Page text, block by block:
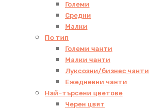
Големи
Средни
Малки
По тип
Големи чанти
Малки чанти
Луксозни/бизнес чанти
Ежедневни чанти
Най-търсени цветове
Черен цвят